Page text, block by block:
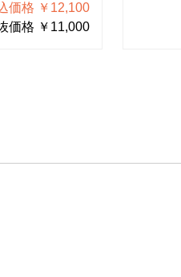
価格 ￥12,100
価格 ￥11,000